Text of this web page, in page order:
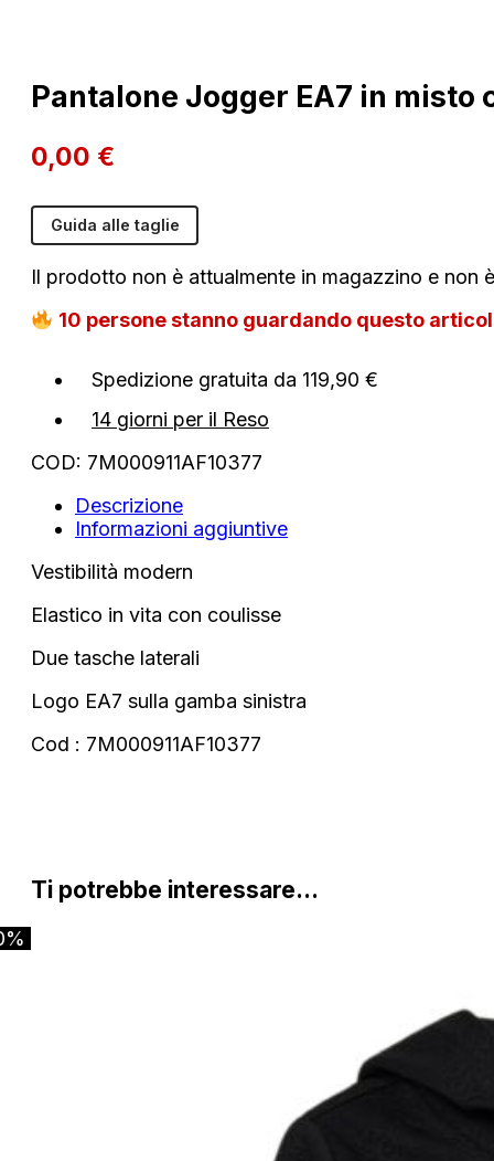
Pantalone Jogger EA7 in misto
0,00 €
Guida alle taglie
Il prodotto non è attualmente in magazzino e non
10 persone stanno guardando questo
Spedizione gratuita da 119,90 €
14 giorni per il Reso
COD: 7M000911AF10377
Descrizione
Informazioni aggiuntive
Vestibilità modern
Elastico in vita con coulisse
Due tasche laterali
Logo EA7 sulla gamba sinistra
Cod : 7M000911AF10377
Ti potrebbe interessare…